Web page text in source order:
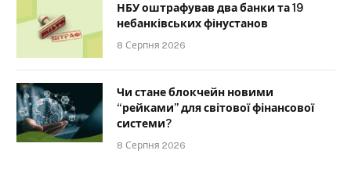
НБУ оштрафував два банки та 19
небанківських фінустанов
8 Серпня 2026
Чи стане блокчейн новими
“рейками” для світової фінансової
системи?
8 Серпня 2026